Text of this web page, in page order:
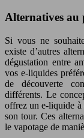
Alternatives au
Si vous ne
existe d’autres
dégustation entre
vos e-liquides
de découverte
différents. Le
offrez un e-liquide à
son tour. Ces
le vapotage de